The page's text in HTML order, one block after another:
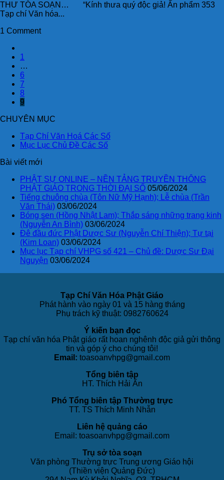
THƯ TÒA SOẠN… “Kính thưa quý độc giả! Ấn phẩm 353
Tạp chí Văn hóa...
1 Comment
1
…
6
7
8
9
CHUYÊN MỤC
Tạp Chí Văn Hoá Các Số
Mục Lục Chủ Đề Các Số
Bài viết mới
PHẬT SỰ ONLINE – NỀN TẢNG TRUYỀN THÔNG
PHẬT GIÁO TRONG THỜI ĐẠI SỐ 05/06/2024
Tiếng chuông chùa (Tôn Nữ Mỹ Hạnh); Lễ chùa (Trần
Văn Thái) 03/06/2024
Bóng sen (Hồng Nhật Lam); Thắp sáng những trang kinh
(Nguyễn An Bình) 03/06/2024
Đê đầu đức Phật Dược Sư (Nguyễn Chí Thiện); Tự tại
(Kim Loan) 03/06/2024
Mục lục Tạp chí VHPG số 421 – Chủ đề: Dược Sư Đại
Nguyện 03/06/2024
Tạp Chí Văn Hóa Phật Giáo
Phát hành vào ngày 01 và 15 hàng tháng
Phụ trách kỹ thuật: 0982760624
Ý kiến bạn đọc
Tạp chí văn hóa Phật giáo rất hoan nghênh độc giả gửi thông
tin và góp ý cho chúng tôi!
Email: toasoanvhpg@gmail.com
Tổng biên tập
HT. Thích Hải Ấn
Phó Tổng biên tập Thường trực
TT. TS Thích Minh Nhẫn
Liên hệ quảng cáo
Email: toasoanvhpg@gmail.com
Trụ sở tòa soạn
Văn phòng Thường trực Trung ương Giáo hội
(Thiền viện Quảng Đức)